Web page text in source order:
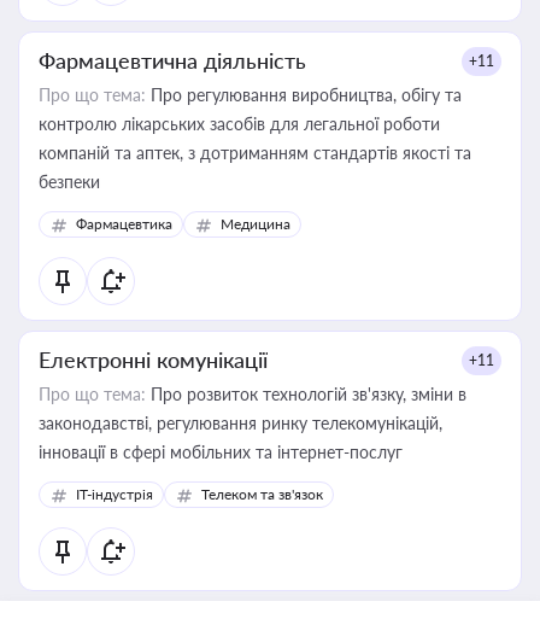
Фармацевтична діяльність +11
Про що тема: Про регулювання виробництва, обігу та
контролю лікарських засобів для легальної роботи
компаній та аптек, з дотриманням стандартів якості та
безпеки
Фармацевтика Медицина
Електронні комунікації +11
Про що тема: Про розвиток технологій зв'язку, зміни в
законодавстві, регулювання ринку телекомунікацій,
інновації в сфері мобільних та інтернет-послуг
IT-індустрія Телеком та зв'язок